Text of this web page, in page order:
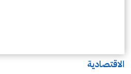
الاقتصادية